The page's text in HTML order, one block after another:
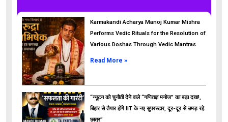
Karmakandi Acharya Manoj Kumar Mishra
Performs Vedic Rituals for the Resolution of
Various Doshas Through Vedic Mantras
Read More »
“न्यूटन को चुनौती देने वाले “गणितज्ञ मनोज” का बड़ा दावा!,
बिहार से तैयार होंगे IIT के नए सुपरस्टार, दूर-दूर से उमड़ रहे
छात्र”